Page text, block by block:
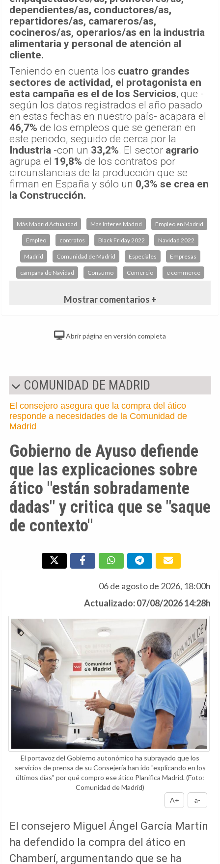
dependientes/as, conductores/as,
repartidores/as, camareros/as,
cocineros/as, operarios/as en la industria
alimentaria y personal de atención al
cliente.
Teniendo en cuenta los cuatro grandes
sectores de actividad, el protagonista en
esta campaña es el de los Servicios, que -
según los datos registrados el año pasado
en estas fechas en nuestro país- acapara el
46,7% de los empleos que se generan en
este periodo, seguido de cerca por la
Industria -con un 33,2%. El sector agrario
agrupa el 19,8% de los contratos por
circunstancias de la producción que se
firman en España y sólo un 0,3% se crea en
la Construcción.
Más Madrid Actualidad Mas Interes Madrid Empleo en Madrid
Empleo contratos Black Friday 2022 Navidad 2022
Madrid Comunidad de Madrid Especiales Empresas
campaña de Navidad Consumo Comercio e commerce
Mostrar comentarios +
Abrir página en versión completa
COMUNIDAD DE MADRID
El consejero asegura que la compra del ático
responde a necesidades de la Comunidad de
Madrid
Gobierno de Ayuso defiende
que las explicaciones sobre
ático "están sobradamente
dadas" y critica que se "saque
de contexto"
06 de agosto de 2026, 18:00h
Actualizado: 07/08/2026 14:28h
El portavoz del Gobierno autonómico ha subrayado que los
servicios de prensa de su Consejería han ido "explicando en los
últimos días" por qué compro ese ático Planifica Madrid.(Foto:
Comunidad de Madrid)
A+
a-
El consejero Miguel Ángel García Martín
ha defendido la compra del ático en
Chamberí, argumentando que se ha